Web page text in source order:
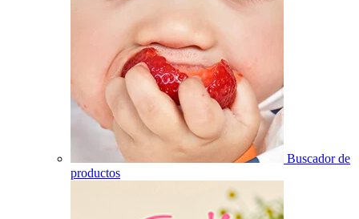
Buscador de
productos